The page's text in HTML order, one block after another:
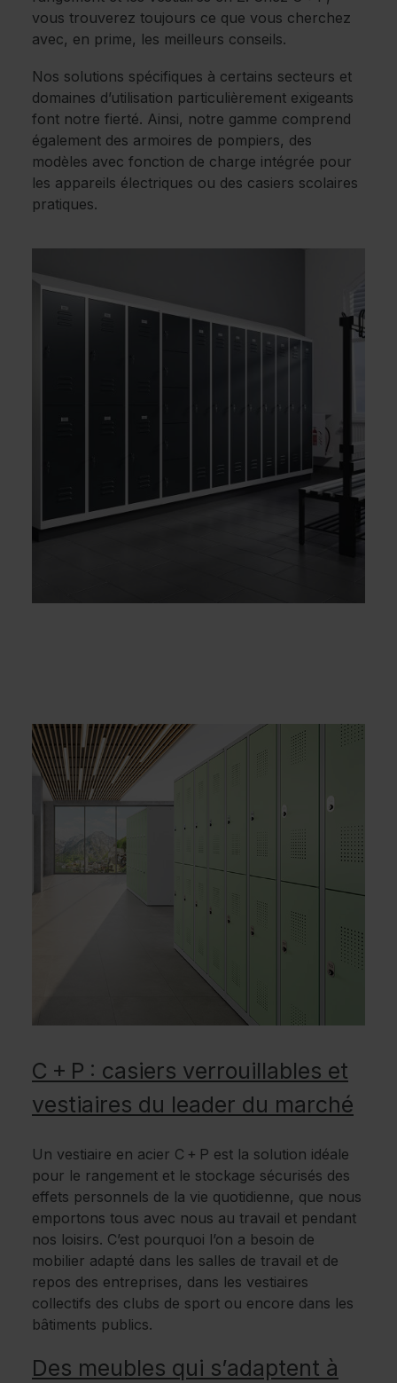
vous trouverez toujours ce que vous cherchez
avec, en prime, les meilleurs conseils.
Nos solutions spécifiques à certains secteurs et
domaines d’utilisation particulièrement exigeants
font notre fierté. Ainsi, notre gamme comprend
également des armoires de pompiers, des
modèles avec fonction de charge intégrée pour
les appareils électriques ou des casiers scolaires
pratiques.
C + P : casiers verrouillables et
vestiaires du leader du marché
Un vestiaire en acier C + P est la solution idéale
pour le rangement et le stockage sécurisés des
effets personnels de la vie quotidienne, que nous
emportons tous avec nous au travail et pendant
nos loisirs. C’est pourquoi l’on a besoin de
mobilier adapté dans les salles de travail et de
repos des entreprises, dans les vestiaires
collectifs des clubs de sport ou encore dans les
bâtiments publics.
Des meubles qui s’adaptent à